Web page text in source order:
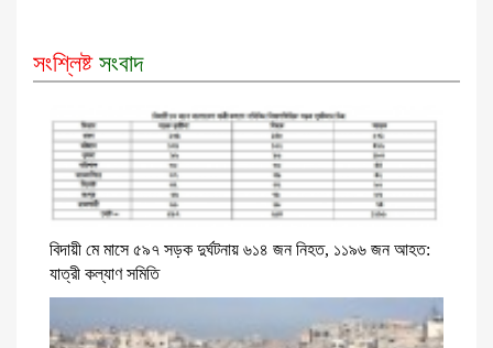
সংশ্লিষ্ট সংবাদ
বিদায়ী মে মাসে ৫৯৭ সড়ক দুর্ঘটনায় ৬১৪ জন নিহত, ১১৯৬ জন আহত:
যাত্রী কল্যাণ সমিতি